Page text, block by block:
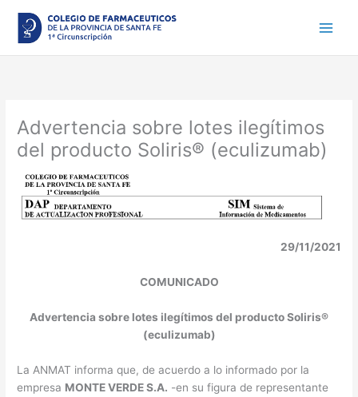
contenido
Advertencia sobre lotes ilegítimos
del producto Soliris® (eculizumab)
29/11/2021
COMUNICADO
Advertencia sobre lotes ilegítimos del producto Soliris®
(eculizumab)
La ANMAT informa que, de acuerdo a lo informado por la
empresa MONTE VERDE S.A. -en su figura de representante